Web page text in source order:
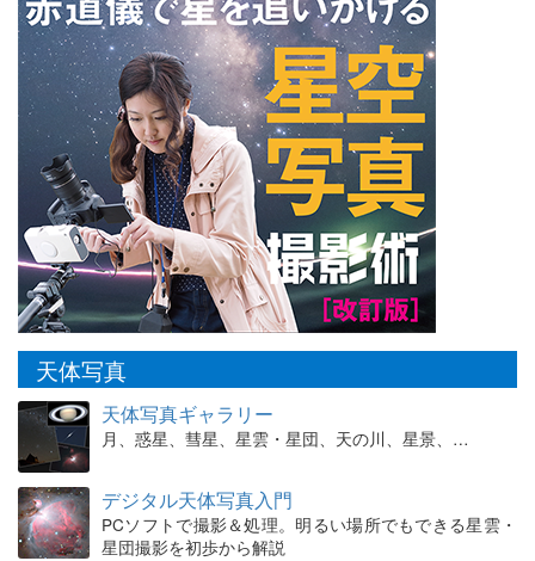
天体写真
天体写真ギャラリー
月、惑星、彗星、星雲・星団、天の川、星景、…
デジタル天体写真入門
PCソフトで撮影＆処理。明るい場所でもできる星雲・
星団撮影を初歩から解説